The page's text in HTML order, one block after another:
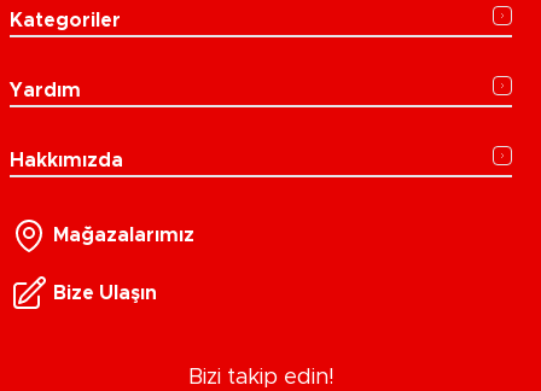
Kategoriler
Yardım
Hakkımızda
Mağazalarımız
Bize Ulaşın
Bizi takip edin!